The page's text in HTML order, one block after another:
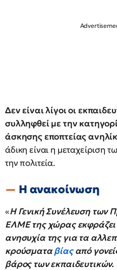
Δεν είναι λίγοι οι
συλληφθεί με την
άσκησης εποπτείας
άδικη είναι η μεταχείριση
την πολιτεία.
Η ανακοίνωση
«Η Γενική Συνέλευση των
ΕΛΜΕ της χώρας εκφράζει
ανησυχία της για τα
κρούσματαβίαςαπό
βάρος των εκπαιδευτικών.